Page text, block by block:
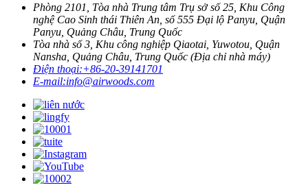
Phòng 2101, Tòa nhà Trung tâm Trụ sở số 25, Khu Công
nghệ Cao Sinh thái Thiên An, số 555 Đại lộ Panyu, Quận
Panyu, Quảng Châu, Trung Quốc
Tòa nhà số 3, Khu công nghiệp Qiaotai, Yuwotou, Quận
Nansha, Quảng Châu, Trung Quốc (Địa chỉ nhà máy)
Điện thoại:+86-20-39141701
E-mail:info@airwoods.com